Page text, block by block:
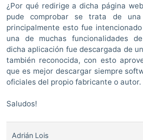
¿Por qué redirige a dicha página
pude comprobar se trata de
principalmente esto fue
una de muchas funcionalidades
dicha aplicación fue descargada de
también reconocida, con esto
que es mejor descargar siempre
oficiales del propio fabricante o autor.
Saludos!
Adrián Lois